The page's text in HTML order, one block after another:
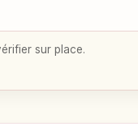
sur place.